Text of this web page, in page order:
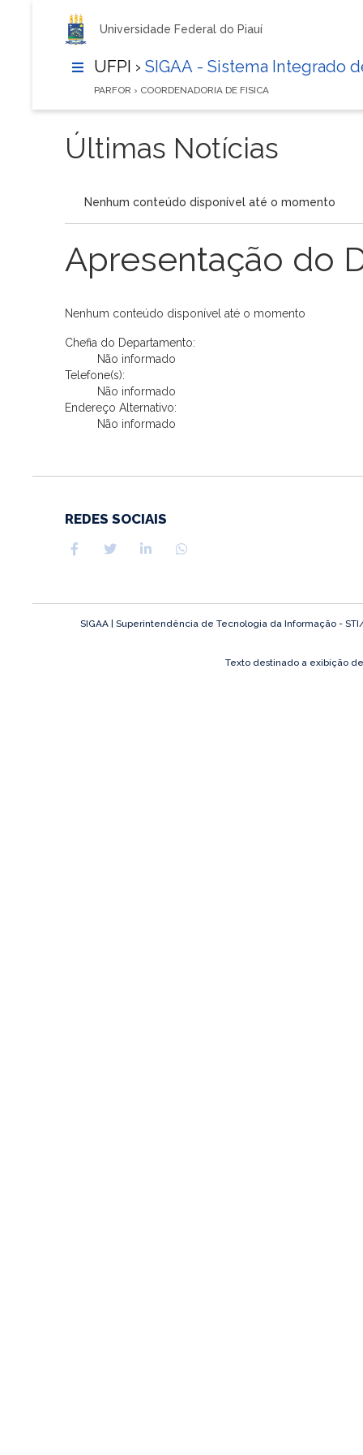
Universidade Federal do Piauí
UFPI › SIGAA - Sistema Integrado
PARFOR › COORDENADORIA DE FISICA
Últimas Notícias
Nenhum conteúdo disponível até o momento
Apresentação do
Nenhum conteúdo disponível até o momento
Chefia do Departamento:
Não informado
Telefone(s):
Não informado
Endereço Alternativo:
Não informado
REDES SOCIAIS
SIGAA | Superintendência de Tecnologia da Informação -
Texto destinado a exibição